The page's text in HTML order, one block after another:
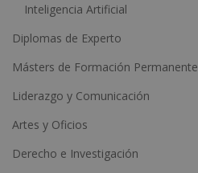
Inteligencia Artificial
Diplomas de Experto
Másters de Formación Permanente
Liderazgo y Comunicación
Artes y Oficios
Derecho e Investigación